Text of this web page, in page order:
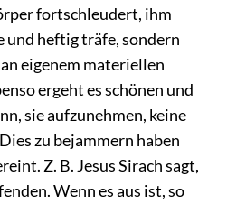
fortschleudert, ihm
und heftig träfe, sondern
eigenem materiellen
ergeht es schönen und
sie aufzunehmen, keine
zu bejammern haben
Z. B. Jesus Sirach sagt,
Wenn es aus ist, so